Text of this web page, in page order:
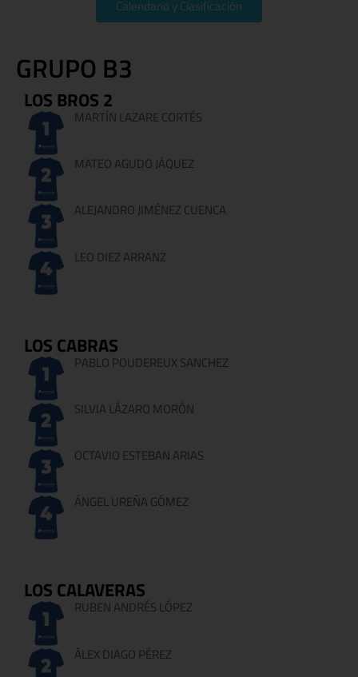
Calendario y Clasificación
GRUPO B3
LOS BROS 2
MARTÍN LAZARE CORTÉS
MATEO AGUDO JÁQUEZ
ALEJANDRO JIMÉNEZ CUENCA
LEO DIEZ ARRANZ
LOS CABRAS
PABLO POUDEREUX SANCHEZ
SILVIA LÁZARO MORÓN
OCTAVIO ESTEBAN ARIAS
ÁNGEL UREÑA GÓMEZ
LOS CALAVERAS
RUBEN ANDRÉS LÓPEZ
ÁLEX DIAGO PÉREZ